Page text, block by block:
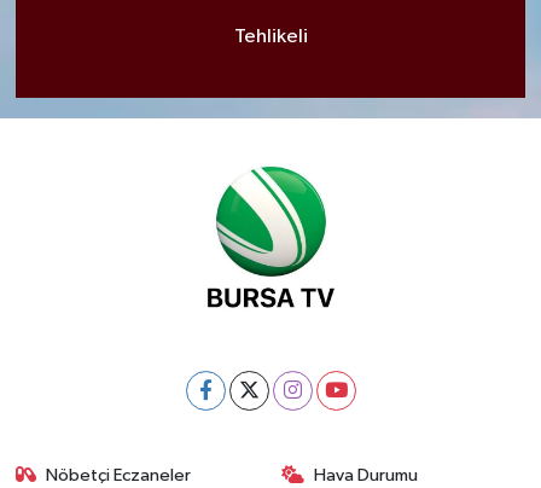
Tehlikeli
Nöbetçi Eczaneler Hava Durumu